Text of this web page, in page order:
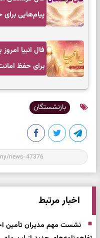
پیام‌هایی برای
برای حفظ
بازنشستگان
اخبار مرتبط
نشست مهم مدیران تأمین